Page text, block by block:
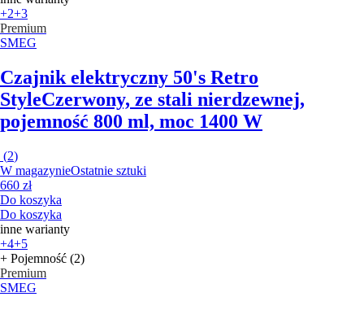
+2+3
Premium
SMEG
Czajnik elektryczny 50's Retro
StyleCzerwony, ze stali nierdzewnej,
pojemność 800 ml, moc 1400 W
(2)
W magazynieOstatnie sztuki
660 zł
Do koszyka
Do koszyka
inne warianty
+4+5
+ Pojemność (2)
Premium
SMEG